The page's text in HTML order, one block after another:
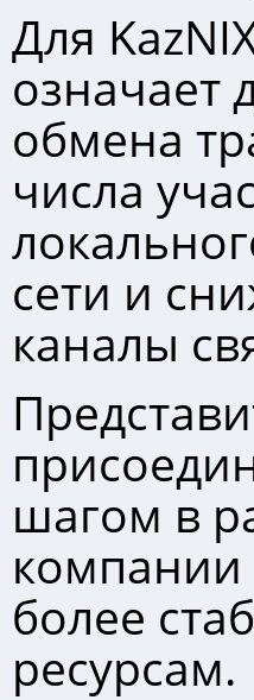
Для
означает
обмена
числа
сети и
каналы
шагом в
компании
более
ресурсам.